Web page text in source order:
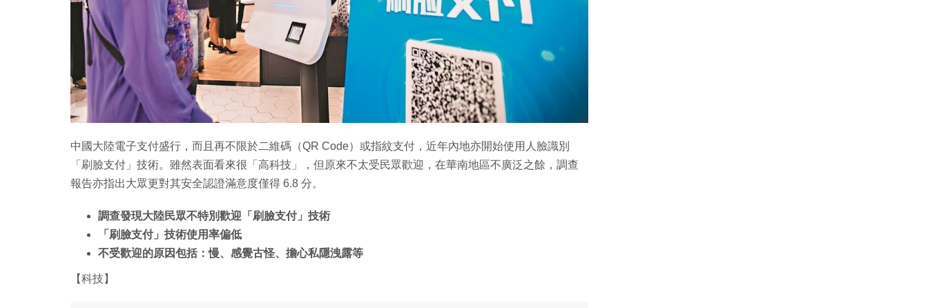
中國大陸電子支付盛行，而且再不限於二維碼（QR Code）或指紋支付，近年內地亦開始使用人臉識別
「刷臉支付」技術。雖然表面看來很「高科技」，但原來不太受民眾歡迎，在華南地區不廣泛之餘，調查
報告亦指出大眾更對其安全認證滿意度僅得 6.8 分。
調查發現大陸民眾不特別歡迎「刷臉支付」技術
「刷臉支付」技術使用率偏低
不受歡迎的原因包括：慢、感覺古怪、擔心私隱洩露等
【科技】